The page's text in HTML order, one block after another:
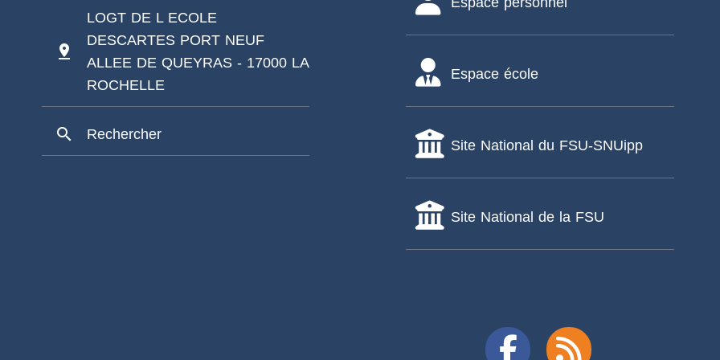
pin_drop
LOGT DE L ECOLE
DESCARTES PORT NEUF
ALLEE DE QUEYRAS - 17000 LA
ROCHELLE
search Rechercher
Espace école
Site National du FSU-SNUipp
Site National de la FSU